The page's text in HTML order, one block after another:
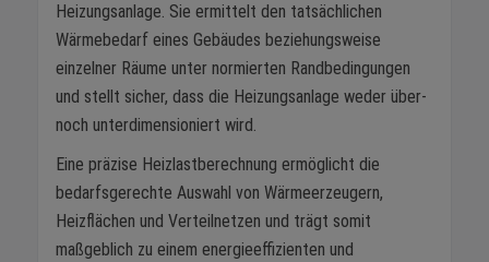
Heizungsanlage. Sie ermittelt den tatsächlichen
Wärmebedarf eines Gebäudes beziehungsweise
einzelner Räume unter normierten Randbedingungen
und stellt sicher, dass die Heizungsanlage weder über-
noch unterdimensioniert wird.
Eine präzise Heizlastberechnung ermöglicht die
bedarfsgerechte Auswahl von Wärmeerzeugern,
Heizflächen und Verteilnetzen und trägt somit
maßgeblich zu einem energieeffizienten und